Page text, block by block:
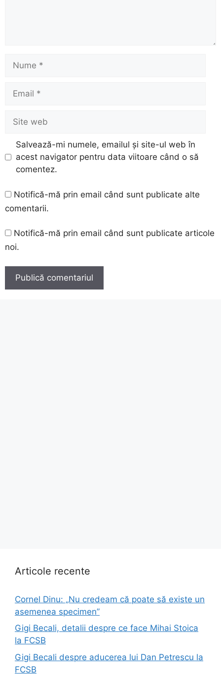
Nume
Email
Site
web
Salvează-mi numele, emailul și site-ul web în
acest navigator pentru data viitoare când o să
comentez.
Notifică-mă prin email când sunt publicate alte
comentarii.
Notifică-mă prin email când sunt publicate articole
noi.
Articole recente
Cornel Dinu: „Nu credeam că poate să existe un
asemenea specimen”
Gigi Becali, detalii despre ce face Mihai Stoica
la FCSB
Gigi Becali despre aducerea lui Dan Petrescu la
FCSB